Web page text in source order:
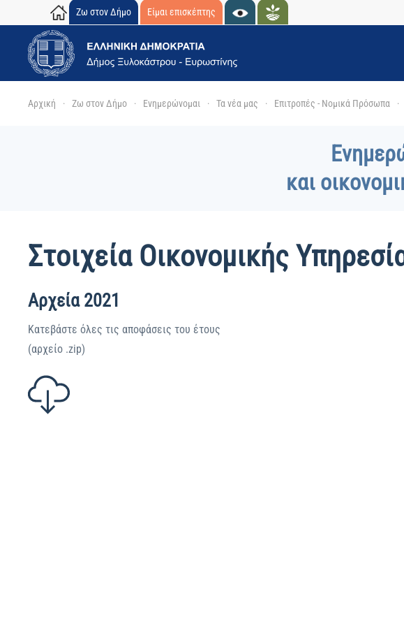
Skip to main content
Ζω στον Δήμο Είμαι επισκέπτης
Αρχική Ζω στον Δήμο Ενημερώνομαι Τα νέα μας Επιτροπές - Νομικά Πρόσωπα
και
Στοιχεία Οικονομικής
Αρχεία 2021
Κατεβάστε όλες τις αποφάσεις του έτους
(αρχείο .zip)